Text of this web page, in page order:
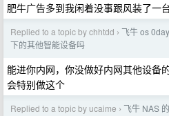
肥牛广告多到我闲着没事跟风装了一
Replied to a topic by chhtdd › 飞牛 os
下的其他智能设备吗
能进你内网，你没做好内网其他设备
会特别做这个
Replied to a topic by ucaime › 飞牛 NAS